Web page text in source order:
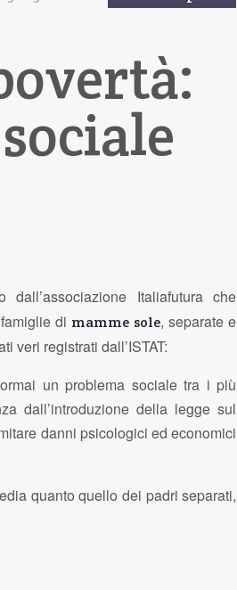
dall’associazione Italiafutura che
di mamme sole, separate e
veri registrati dall’ISTAT:
un problema sociale tra i più
dall’introduzione della legge sul
danni psicologici ed economici
quanto quello dei padri separati,